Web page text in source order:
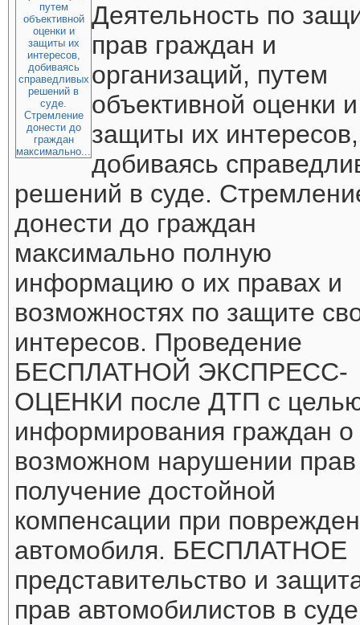
Деятельность по
прав граждан и
организаций, путем
объективной оценки и
защиты их интересов,
добиваясь
решений в суде.
донести до граждан
максимально полную
информацию о их правах и
возможностях по защите
интересов. Проведение
БЕСПЛАТНОЙ ЭКСПРЕСС-
ОЦЕНКИ после ДТП с
информирования граждан о
возможном нарушении
получение достойной
компенсации при
автомобиля. БЕСПЛАТНОЕ
представительство и
прав автомобилистов в